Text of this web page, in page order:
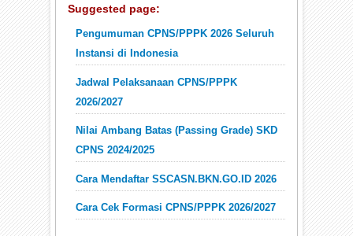
Suggested page:
Pengumuman CPNS/PPPK 2026 Seluruh
Instansi di Indonesia
Jadwal Pelaksanaan CPNS/PPPK
2026/2027
Nilai Ambang Batas (Passing Grade) SKD
CPNS 2024/2025
Cara Mendaftar SSCASN.BKN.GO.ID 2026
Cara Cek Formasi CPNS/PPPK 2026/2027